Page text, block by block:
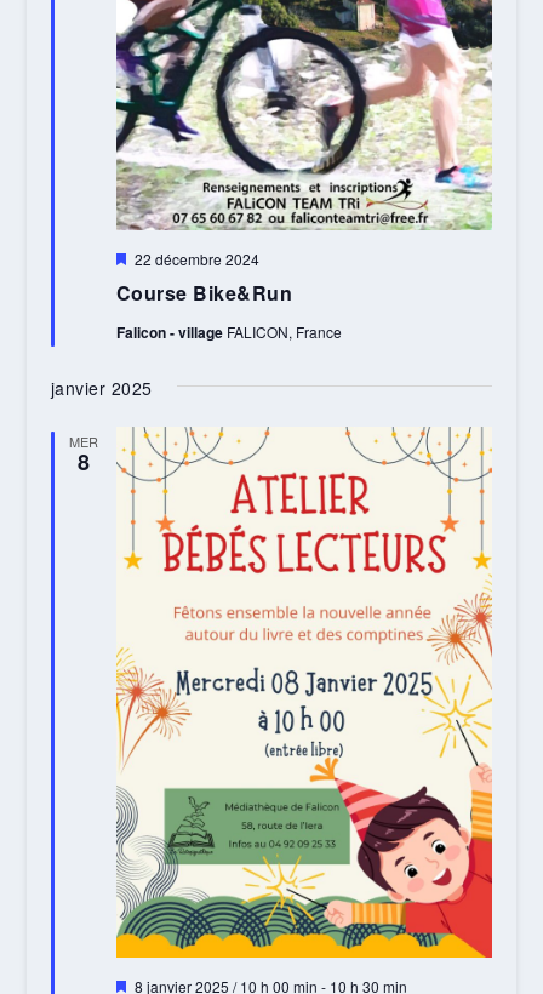
Course Bike&Run
Mis
avant
22 décembre 2024
Falicon - village FALICON, France
janvier 2025
MER
8
Mis
8 janvier 2025 / 10 h 00 min - 10 h 30 min